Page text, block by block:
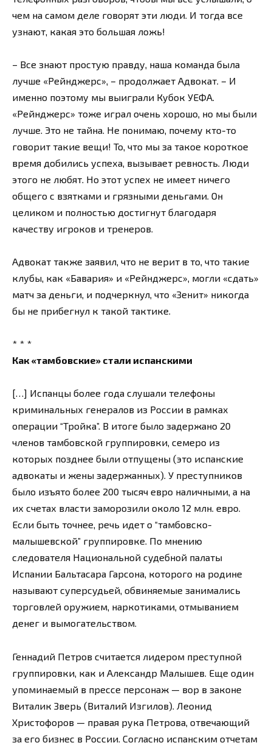
чем на самом деле говорят эти люди. И тогда все
узнают, какая это большая ложь!
– Все знают простую правду, наша команда была
лучше «Рейнджерс», – продолжает Адвокат. – И
именно поэтому мы выиграли Кубок УЕФА.
«Рейнджерс» тоже играл очень хорошо, но мы были
лучше. Это не тайна. Не понимаю, почему кто-то
говорит такие вещи! То, что мы за такое короткое
время добились успеха, вызывает ревность. Люди
этого не любят. Но этот успех не имеет ничего
общего с взятками и грязными деньгами. Он
целиком и полностью достигнут благодаря
качеству игроков и тренеров.
Адвокат также заявил, что не верит в то, что такие
клубы, как «Бавария» и «Рейнджерс», могли «сдать»
матч за деньги, и подчеркнул, что «Зенит» никогда
бы не прибегнул к такой тактике.
* * *
Как «тамбовские» стали испанскими
[…] Испанцы более года слушали телефоны
криминальных генералов из России в рамках
операции “Тройка”. В итоге было задержано 20
членов тамбовской группировки, семеро из
которых позднее были отпущены (это испанские
адвокаты и жены задержанных). У преступников
было изъято более 200 тысяч евро наличными, а на
их счетах власти заморозили около 12 млн. евро.
Если быть точнее, речь идет о “тамбовско-
малышевской” группировке. По мнению
следователя Национальной судебной палаты
Испании Бальтасара Гарсона, которого на родине
называют суперсудьей, обвиняемые занимались
торговлей оружием, наркотиками, отмыванием
денег и вымогательством.
Геннадий Петров считается лидером преступной
группировки, как и Александр Малышев. Еще один
упоминаемый в прессе персонаж — вор в законе
Виталик Зверь (Виталий Изгилов). Леонид
Христофоров — правая рука Петрова, отвечающий
за его бизнес в России. Согласно испанским отчетам